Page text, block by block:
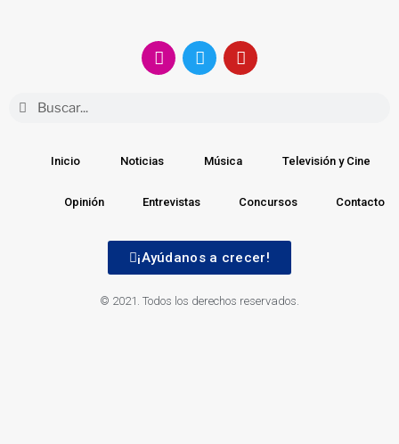
Inicio Noticias Música Televisión y Cine
Opinión Entrevistas Concursos Contacto
¡Ayúdanos a crecer!
© 2021. Todos los derechos reservados.